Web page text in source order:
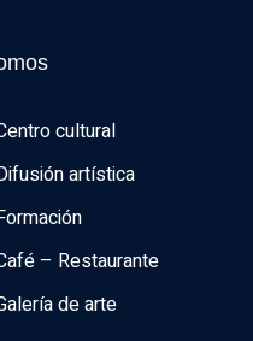
cultural
artística
– Restaurante
de arte